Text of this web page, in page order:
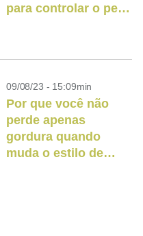
para controlar o peso
09/08/23 - 15:09min
Por que você não
perde apenas
gordura quando
muda o estilo de